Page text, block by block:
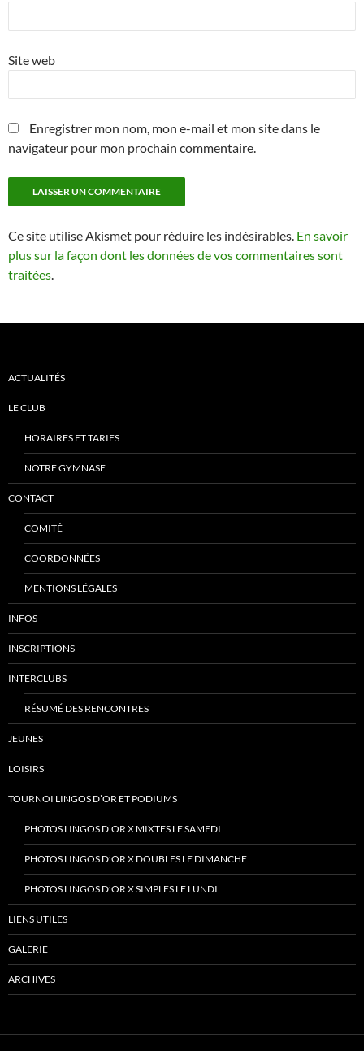
Site web
Enregistrer mon nom, mon e-mail et mon site dans le
navigateur pour mon prochain commentaire.
Ce site utilise Akismet pour réduire les indésirables. En savoir
plus sur la façon dont les données de vos commentaires sont
traitées.
ACTUALITÉS
LE CLUB
HORAIRES ET TARIFS
NOTRE GYMNASE
CONTACT
COMITÉ
COORDONNÉES
MENTIONS LÉGALES
INFOS
INSCRIPTIONS
INTERCLUBS
RÉSUMÉ DES RENCONTRES
JEUNES
LOISIRS
TOURNOI LINGOS D’OR ET PODIUMS
PHOTOS LINGOS D’OR X MIXTES LE SAMEDI
PHOTOS LINGOS D’OR X DOUBLES LE DIMANCHE
PHOTOS LINGOS D’OR X SIMPLES LE LUNDI
LIENS UTILES
GALERIE
ARCHIVES